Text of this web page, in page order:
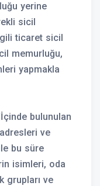
yerine
sicil
ticaret sicil
memurluğu,
yapmakla
bulunulan
ve
bu süre
isimleri, oda
grupları ve